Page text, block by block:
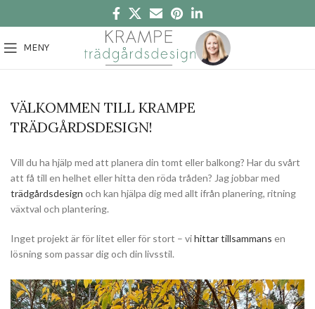
MENY
VÄLKOMMEN TILL KRAMPE
TRÄDGÅRDSDESIGN!
Vill du ha hjälp med att planera din tomt eller balkong? Har du svårt
att få till en helhet eller hitta den röda tråden? Jag jobbar med
trädgårdsdesign och kan hjälpa dig med allt ifrån planering, ritning
växtval och plantering.
Inget projekt är för litet eller för stort – vihittar tillsammans en
lösning som passar dig och din livsstil.